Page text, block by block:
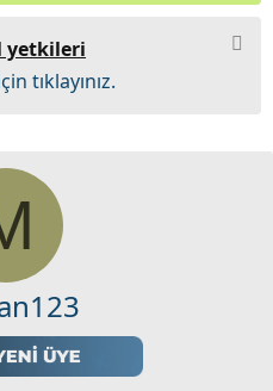
yetkileri
tıklayınız.